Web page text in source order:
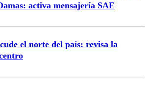
activa mensajería SAE
el norte del país: revisa la